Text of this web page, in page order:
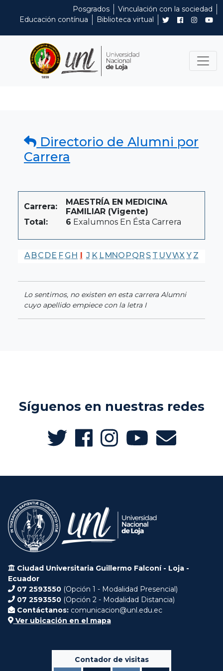
Posgrados
Vinculación con la sociedad
Educación contínua
Biblioteca virtual
Directorio de Alumni por
Carrera
Carrera:
MAESTRÍA EN MEDICINA
FAMILIAR (Vigente)
Total:
6 Exalumnos En Ésta Carrera
A BC DE F G H I J K LMNO PQR S T UVWX Y Z
Lo sentimos, no existen en esta carrera Alumni
cuyo apellido empiece con la letra I
Síguenos en nuestras redes
Ciudad Universitaria Guillermo Falconí - Loja -
Ecuador
07 2593550 (Opción 1 - Modalidad Presencial)
07 2593550 (Opción 2 - Modalidad Distancia)
Contáctanos: comunicacion@unl.edu.ec
Ver ubicación en el mapa
Contador de visitas